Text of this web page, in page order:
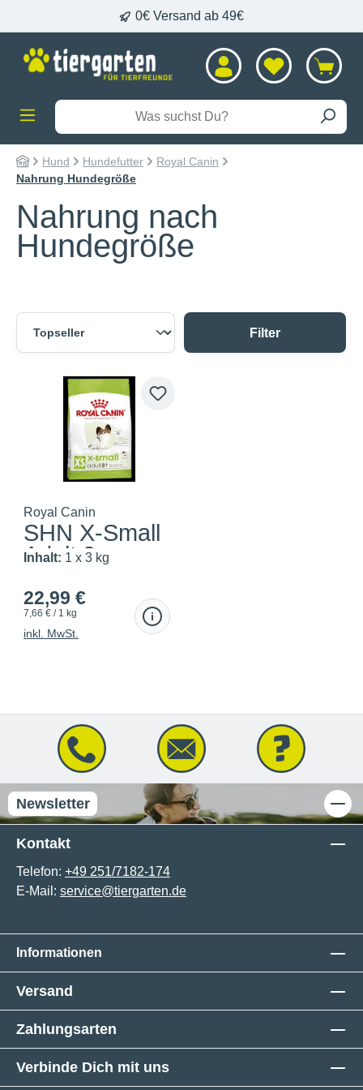
0€ Versand ab 49€
Hund Hundefutter
Royal Canin
Nahrung Hundegröße
Nahrung nach
Hundegröße
Filter
Royal Canin
SHN X-Small
Adult 8+
Inhalt: 1 x 3 kg
22,99 €
7,66 € / 1 kg
inkl. MwSt.
Newsletter
Kontakt
Telefon: +49 251/7182-174
E-Mail: service@tiergarten.de
Informationen
Versand
Zahlungsarten
Verbinde Dich mit uns